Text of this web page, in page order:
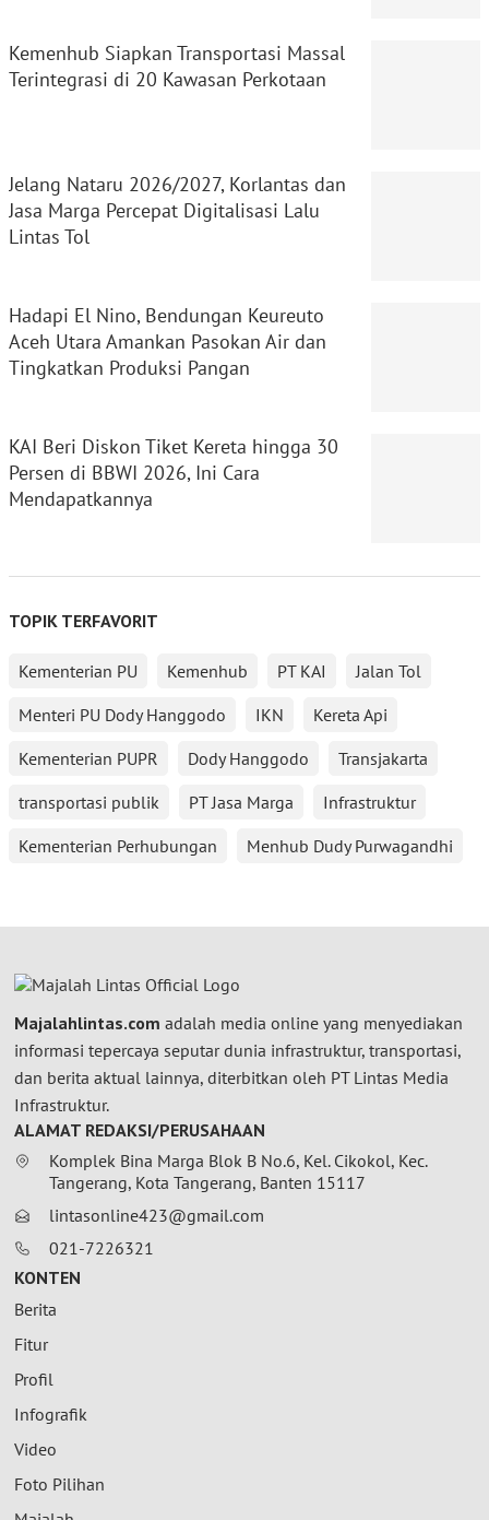
Kemenhub Siapkan Transportasi Massal
Terintegrasi di 20 Kawasan Perkotaan
Jelang Nataru 2026/2027, Korlantas dan
Jasa Marga Percepat Digitalisasi Lalu
Lintas Tol
Hadapi El Nino, Bendungan Keureuto
Aceh Utara Amankan Pasokan Air dan
Tingkatkan Produksi Pangan
KAI Beri Diskon Tiket Kereta hingga 30
Persen di BBWI 2026, Ini Cara
Mendapatkannya
TOPIK TERFAVORIT
Kementerian PU Kemenhub PT KAI
Jalan Tol
Menteri PU Dody Hanggodo
IKN
Kereta Api
Kementerian PUPR
Dody Hanggodo
Transjakarta
transportasi publik
PT Jasa Marga
Infrastruktur
Kementerian Perhubungan
Menhub Dudy Purwagandhi
Majalahlintas.com adalah media online yang menyediakan
informasi tepercaya seputar dunia infrastruktur, transportasi,
dan berita aktual lainnya, diterbitkan oleh PT Lintas Media
Infrastruktur.
ALAMAT REDAKSI/PERUSAHAAN
Komplek Bina Marga Blok B No.6, Kel. Cikokol, Kec.
Tangerang, Kota Tangerang, Banten 15117
lintasonline423@gmail.com
021-7226321
KONTEN
Berita
Fitur
Profil
Infografik
Video
Foto Pilihan